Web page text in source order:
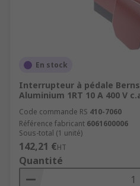
En stock
Interrupteur à pédale
Aluminium 1RT 10 A 400 V
Code commande RS 410-7060
Référence fabricant 6061600006
Sous-total (1 unité)
142,21 €HT
Quantité